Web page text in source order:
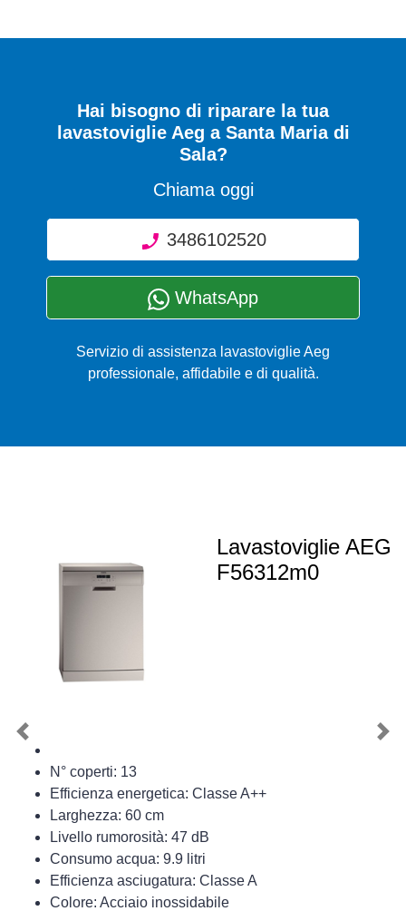
Hai bisogno di riparare la tua
lavastoviglie Aeg a Santa Maria di
Sala?
Chiama oggi
3486102520
WhatsApp
Servizio di assistenza lavastoviglie Aeg
professionale, affidabile e di qualità.
Lavastoviglie AEG
F56312m0
N° coperti: 13
Efficienza energetica: Classe A++
Larghezza: 60 cm
Livello rumorosità: 47 dB
Consumo acqua: 9.9 litri
Efficienza asciugatura: Classe A
Colore: Acciaio inossidabile
Previous